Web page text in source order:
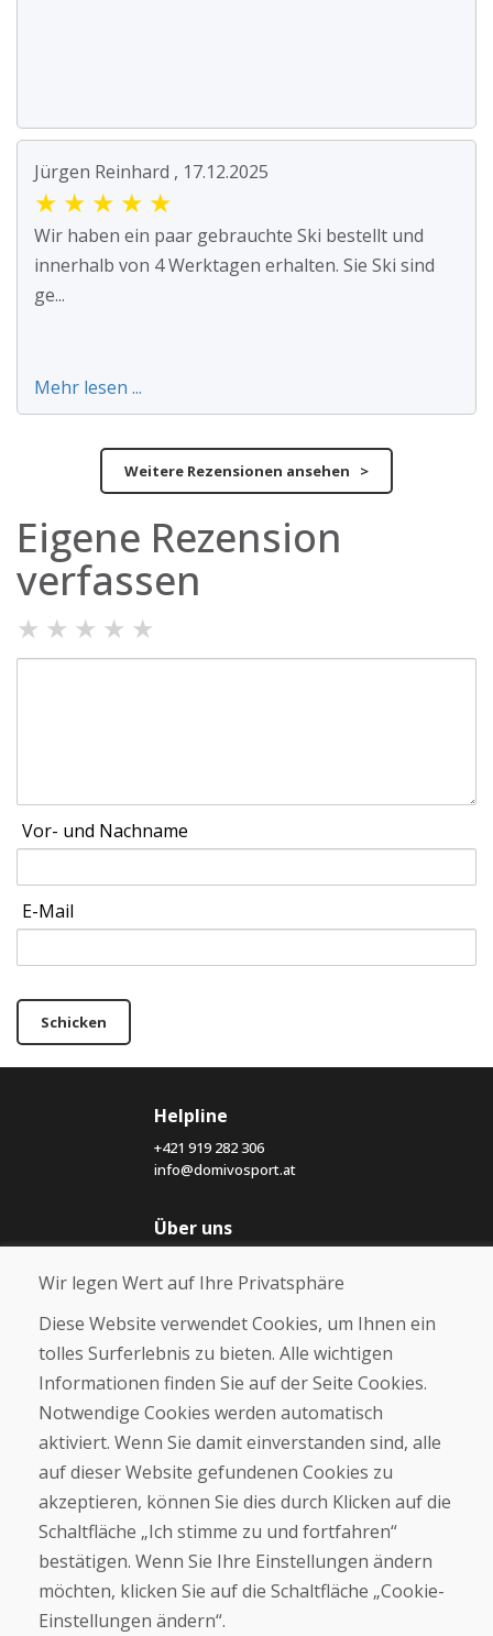
Jürgen Reinhard , 17.12.2025
★ ★ ★ ★ ★
Wir haben ein paar gebrauchte Ski bestellt und
innerhalb von 4 Werktagen erhalten. Sie Ski sind
ge...
Mehr lesen ...
Weitere Rezensionen ansehen >
Eigene Rezension
verfassen
★ ★ ★ ★ ★
Vor- und Nachname
E-Mail
Schicken
Helpline
+421 919 282 306
info@domivosport.at
Über uns
Über uns
Kontakt
Kaufen
E-Shop
Geschäftsbedingungen
Zahlung
Beschwerde
Rückgabe und Umtausch von Waren
Cookies
Wir legen Wert auf Ihre Privatsphäre
Diese Website verwendet Cookies, um Ihnen ein
tolles Surferlebnis zu bieten. Alle wichtigen
Informationen finden Sie auf der Seite Cookies.
Notwendige Cookies werden automatisch
aktiviert. Wenn Sie damit einverstanden sind, alle
auf dieser Website gefundenen Cookies zu
akzeptieren, können Sie dies durch Klicken auf die
Schaltfläche „Ich stimme zu und fortfahren“
bestätigen. Wenn Sie Ihre Einstellungen ändern
möchten, klicken Sie auf die Schaltfläche „Cookie-
Einstellungen ändern“.